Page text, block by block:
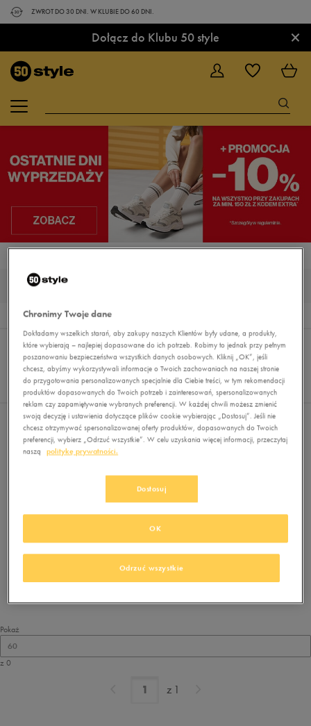
ZWROT DO 30 DNI. W KLUBIE DO 60 DNI.
Dołącz do Klubu 50 style ×
0
Wyników
Sortuj:
REKOMENDOWANE
FILTRUJ
Pokaż
60
z 0
Nie wybrano filtrów
Brak produktów do wyświetlenia
Zmień kryteria wyszukiwania lub
usuń wybrane filtry
Pokaż
60
z 0
z 1
Chronimy Twoje dane
Dokładamy wszelkich starań, aby zakupy naszych Klientów były udane, a produkty,
które wybierają – najlepiej dopasowane do ich potrzeb. Robimy to jednak przy pełnym
poszanowaniu bezpieczeństwa wszystkich danych osobowych. Kliknij „OK”, jeśli
chcesz, abyśmy wykorzystywali informacje o Twoich zachowaniach na naszej stronie
do przygotowania personalizowanych specjalnie dla Ciebie treści, w tym rekomendacji
produktów dopasowanych do Twoich potrzeb i zainteresowań, spersonalizowanych
reklam czy zapamiętywanie wybranych preferencji. W każdej chwili możesz zmienić
swoją decyzję i ustawienia dotyczące plików cookie wybierając „Dostosuj”. Jeśli nie
chcesz otrzymywać spersonalizowanej oferty produktów, dopasowanych do Twoich
preferencji, wybierz „Odrzuć wszystkie”. W celu uzyskania więcej informacji, przeczytaj
naszą
politykę prywatności.
Dostosuj
Odrzuć wszystkie
OK